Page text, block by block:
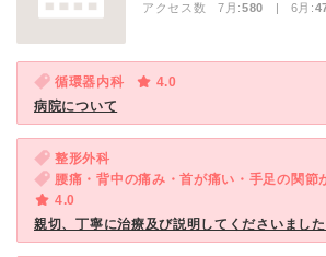
アクセス数 7月:580 | 6月:
循環器内科
4.0
病院について
整形外科
腰痛・背中の痛み・首が痛い・手足の関節
4.0
親切、丁寧に治療及び説明してくださいました